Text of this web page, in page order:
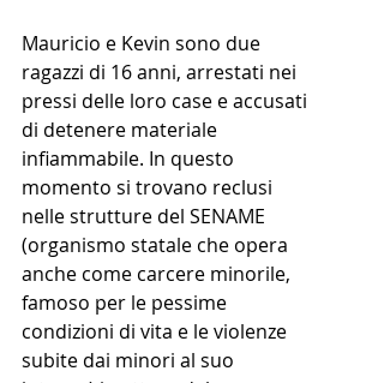
Mauricio e Kevin sono due
ragazzi di 16 anni, arrestati nei
pressi delle loro case e accusati
di detenere materiale
infiammabile. In questo
momento si trovano reclusi
nelle strutture del SENAME
(organismo statale che opera
anche come carcere minorile,
famoso per le pessime
condizioni di vita e le violenze
subite dai minori al suo